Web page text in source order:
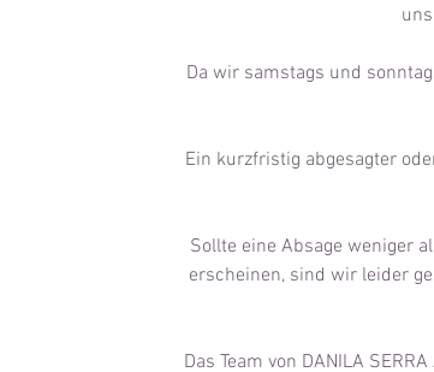
Da wir samstags und
Ein kurzfristig abgesagter
Sollte eine Absage weniger
erscheinen, sind wir leider
Das Team von DANILA